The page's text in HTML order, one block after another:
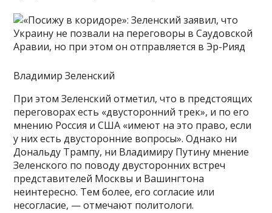
Владимир Зеленский
При этом Зеленский отметил, что в предстоящих
переговорах есть «двусторонний трек», и по его
мнению Россия и США «имеют на это право, если
у них есть двусторонние вопросы». Однако ни
Дональду Трампу, ни Владимиру Путину мнение
Зеленского по поводу двусторонних встреч
представителей Москвы и Вашингтона
неинтересно. Тем более, его согласие или
несогласие, — отмечают политологи.